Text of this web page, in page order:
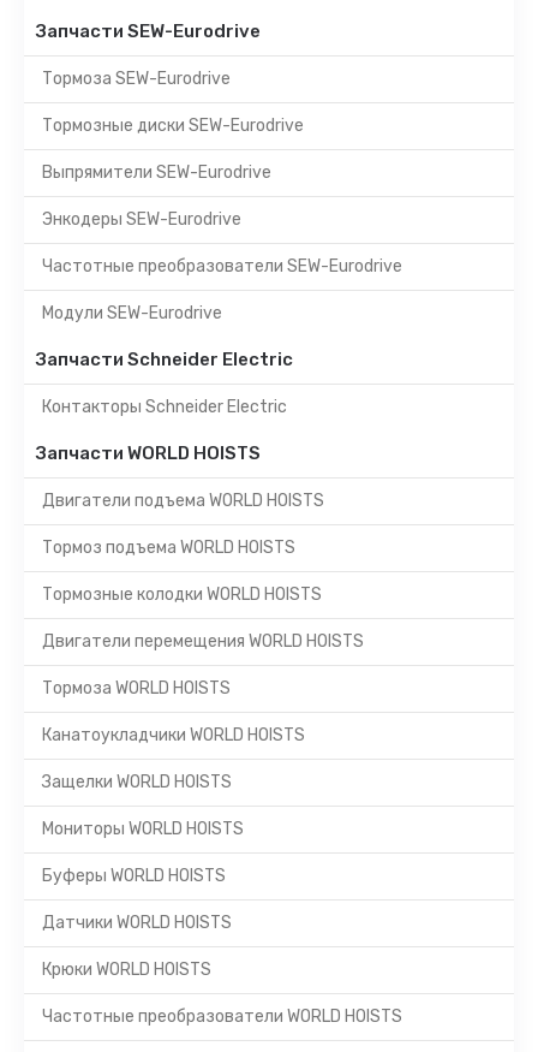
Запчасти SEW-Eurodrive
Тормоза SEW-Eurodrive
Тормозные диски SEW-Eurodrive
Выпрямители SEW-Eurodrive
Энкодеры SEW-Eurodrive
Частотные преобразователи SEW-Eurodrive
Модули SEW-Eurodrive
Запчасти Schneider Electric
Контакторы Schneider Electric
Запчасти WORLD HOISTS
Двигатели подъема WORLD HOISTS
Тормоз подъема WORLD HOISTS
Тормозные колодки WORLD HOISTS
Двигатели перемещения WORLD HOISTS
Тормоза WORLD HOISTS
Канатоукладчики WORLD HOISTS
Защелки WORLD HOISTS
Мониторы WORLD HOISTS
Буферы WORLD HOISTS
Датчики WORLD HOISTS
Крюки WORLD HOISTS
Частотные преобразователи WORLD HOISTS